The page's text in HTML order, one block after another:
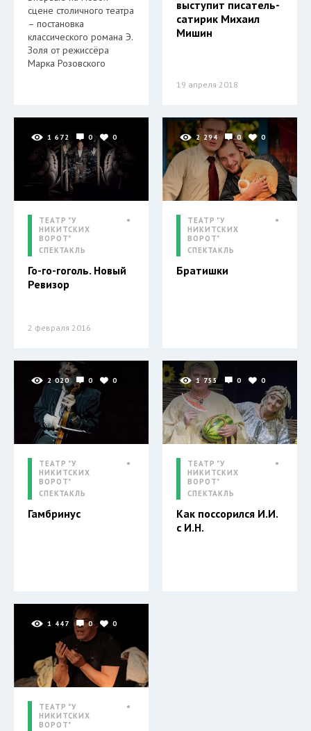
сцене столичного театра
– постановка
классического романа Э.
Золя от режиссёра
Марка Розовского
выступит писатель-
сатирик Михаил
Мишин
19 апреля 2018
1 672 0 0
ТЕАТР "У
НИКИТСКИХ
ВОРОТ"
СПЕКТАКЛЬ
Го-го-гоголь. Новый
Ревизор
2 февраля 2016
2 294 0 0
ТЕАТР "У
НИКИТСКИХ
ВОРОТ"
СПЕКТАКЛЬ
Братишки
2 020 0 0
ТЕАТР "У
НИКИТСКИХ
ВОРОТ"
СПЕКТАКЛЬ
Гамбринус
1 755 0 0
ТЕАТР "У
НИКИТСКИХ
ВОРОТ"
СПЕКТАКЛЬ
Как поссорился И.И.
с И.Н.
1 447 0 0
ТЕАТР "У
НИКИТСКИХ
ВОРОТ"